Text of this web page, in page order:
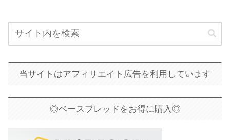
当サイトはアフィリエイト広告を利用しています
◎ベースブレッドをお得に購入◎